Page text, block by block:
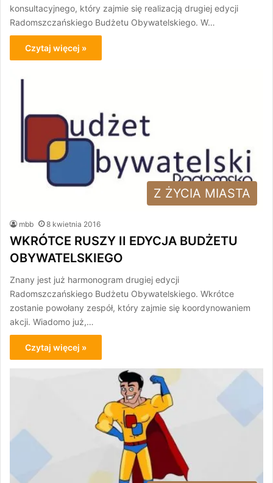
konsultacyjnego, który zajmie się realizacją drugiej edycji
Radomszczańskiego Budżetu Obywatelskiego. W…
Czytaj więcej »
Z ŻYCIA MIASTA
mbb 8 kwietnia 2016
WKRÓTCE RUSZY II EDYCJA BUDŻETU
OBYWATELSKIEGO
Znany jest już harmonogram drugiej edycji
Radomszczańskiego Budżetu Obywatelskiego. Wkrótce
zostanie powołany zespół, który zajmie się koordynowaniem
akcji. Wiadomo już,…
Czytaj więcej »